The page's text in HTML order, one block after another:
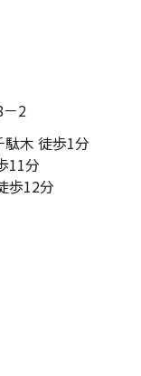
2
木 徒歩1分
11分
歩12分